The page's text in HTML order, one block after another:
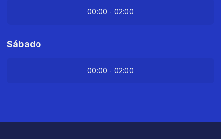
00:00 - 02:00
Sábado
00:00 - 02:00